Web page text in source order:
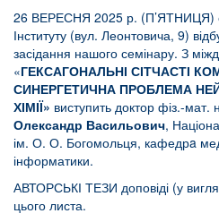
26 ВЕРЕСНЯ 2025 р. (П’ЯТНИЦЯ) о
Інституту (вул. Леонтовича, 9)
засідання нашого семінару. З
«ГЕКСАГОНАЛЬНІ СІТЧАСТІ
СИНЕРГЕТИЧНА ПРОБЛЕМА
ХІМІЇ» виступить доктор фіз.-
Олександр Васильович,
ім. О. О. Богомольця, кафедрa
інформатики.
АВТОРСЬКІ ТЕЗИ доповіді (у
цього листа.